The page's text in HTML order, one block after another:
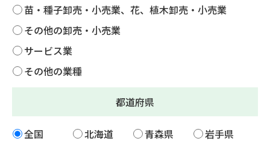
苗・種子卸売・小売業、花、植木卸売・小売業
その他の卸売・小売業
サービス業
その他の業種
都道府県
全国 北海道 青森県
岩手県